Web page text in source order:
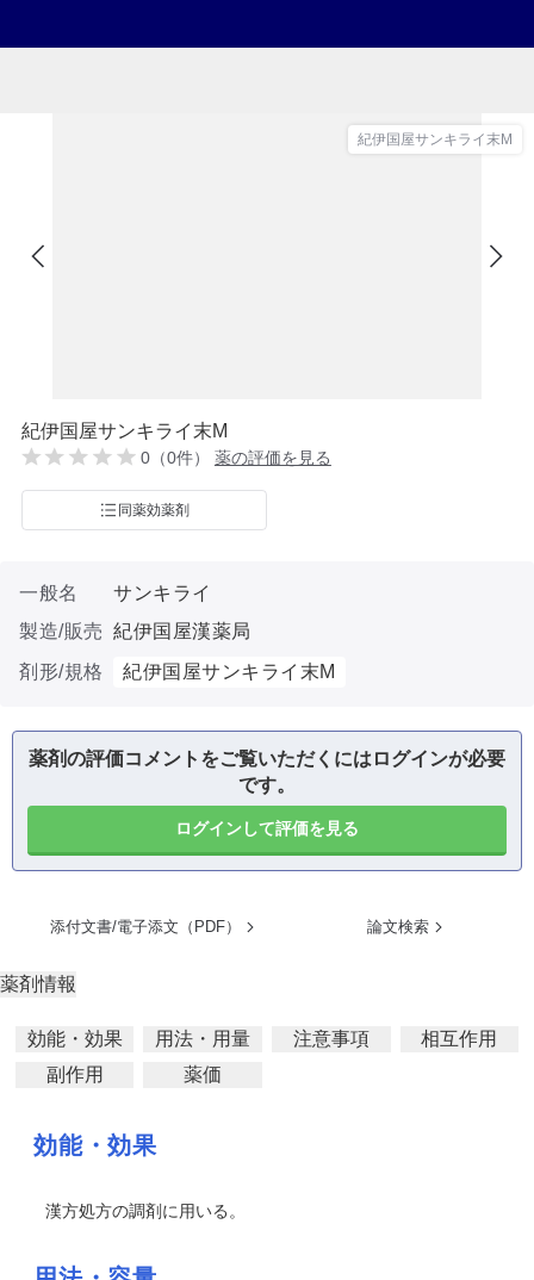
紀伊国屋サンキライ末M
紀伊国屋サンキライ末M
0（0件） 薬の評価を見る
同薬効薬剤
一般名
サンキライ
製造/販売 紀伊国屋漢薬局
剤形/規格
紀伊国屋サンキライ末M
薬剤の評価コメントをご覧いただくにはログインが必要
です。
ログインして評価を見る
添付文書/電子添文（PDF） 論文検索
薬剤情報
効能・効果 用法・用量 注意事項
相互作用
副作用
薬価
効能・効果
漢方処方の調剤に用いる。